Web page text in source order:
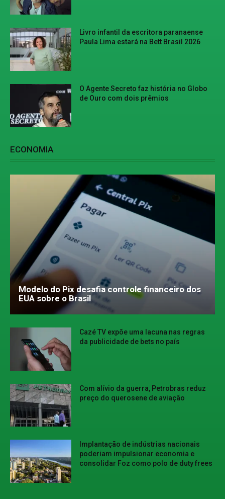
Livro infantil da escritora paranaense
Paula Lima estará na Bett Brasil 2026
O Agente Secreto faz história no Globo
de Ouro com dois prêmios
ECONOMIA
Modelo do Pix desafia controle financeiro dos
EUA sobre o Brasil
Cazé TV expõe uma lacuna nas regras
da publicidade de bets no país
Com alívio da guerra, Petrobras reduz
preço do querosene de aviação
Implantação de indústrias nacionais
poderiam impulsionar economia e
consolidar Foz como polo de duty frees